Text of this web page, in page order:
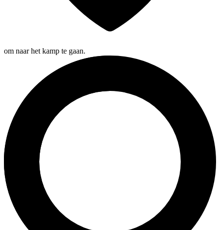
om naar het kamp te gaan.